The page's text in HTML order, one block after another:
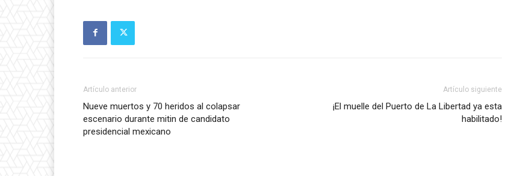
Artículo anterior
Nueve muertos y 70 heridos al colapsar
escenario durante mitin de candidato
presidencial mexicano
Artículo siguiente
¡El muelle del Puerto de La Libertad ya esta
habilitado!